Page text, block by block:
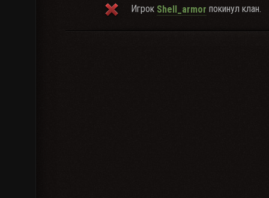
Игрок Shell_armor покинул клан.